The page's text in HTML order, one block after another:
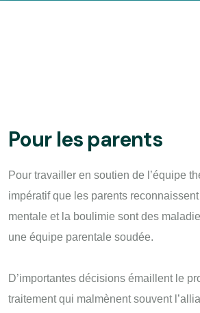
Pour les parents
Pour travailler en soutien de l’équipe
impératif que les parents reconnaissent
mentale et la boulimie sont des
une équipe parentale soudée.
D’importantes décisions émaillent le
traitement qui malmènent souvent